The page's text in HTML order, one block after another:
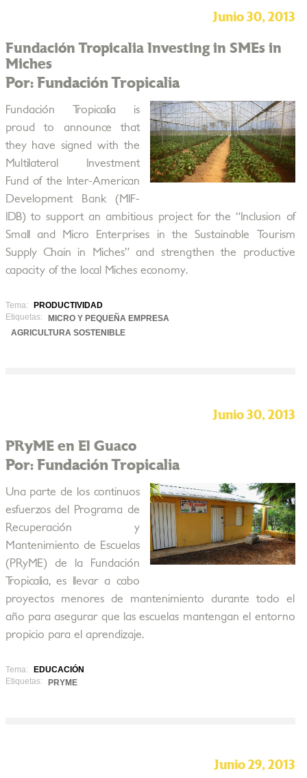
Junio 30, 2013
Fundación Tropicalia Investing in SMEs in
Miches
Por: Fundación Tropicalia
Fundación Tropicalia is
proud to announce that
they have signed with the
Multilateral Investment
Fund of the Inter-American
Development Bank (MIF-
IDB) to support an ambitious project for the “Inclusion of
Small and Micro Enterprises in the Sustainable Tourism
Supply Chain in Miches” and strengthen the productive
capacity of the local Miches economy.
Tema:
PRODUCTIVIDAD
Etiquetas:
MICRO Y PEQUEÑA EMPRESA
AGRICULTURA SOSTENIBLE
Junio 30, 2013
PRyME en El Guaco
Por: Fundación Tropicalia
Una parte de los continuos
esfuerzos del Programa de
Recuperación y
Mantenimiento de Escuelas
(PRyME) de la Fundación
Tropicalia, es llevar a cabo
proyectos menores de mantenimiento durante todo el
año para asegurar que las escuelas mantengan el entorno
propicio para el aprendizaje.
Tema:
EDUCACIÓN
Etiquetas:
PRYME
Junio 29, 2013